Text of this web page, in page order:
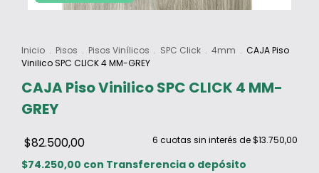
Inicio . Pisos . Pisos Vinílicos . SPC Click . 4mm . CAJA Piso
Vinilico SPC CLICK 4 MM-GREY
CAJA Piso Vinilico SPC CLICK 4 MM-
GREY
$82.500,00 6 cuotas sin interés de$13.750,00
$74.250,00 con Transferencia o depósito